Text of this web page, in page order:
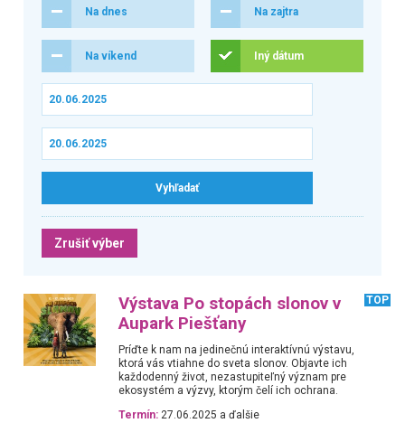
Na dnes Na zajtra
Na víkend Iný dátum
Zrušiť výber
Výstava Po stopách slonov v
Aupark Piešťany
TOP
Príďte k nam na jedinečnú interaktívnú výstavu,
ktorá vás vtiahne do sveta slonov. Objavte ich
každodenný život, nezastupiteľný význam pre
ekosystém a výzvy, ktorým čelí ich ochrana.
Termín: 27.06.2025 a ďalšie